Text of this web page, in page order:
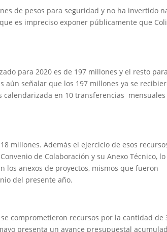
de pesos para seguridad y no ha invertido
es impreciso exponer públicamente que
para 2020 es de 197 millones y el resto para
aún señalar que los 197 millones ya se
en 10 transferencias mensuales
millones. Además el ejercicio de esos
de Colaboración y su Anexo Técnico,
los anexos de proyectos, mismos que fueron
del presente año.
comprometieron recursos por la cantidad de
presenta un avance presupuestal